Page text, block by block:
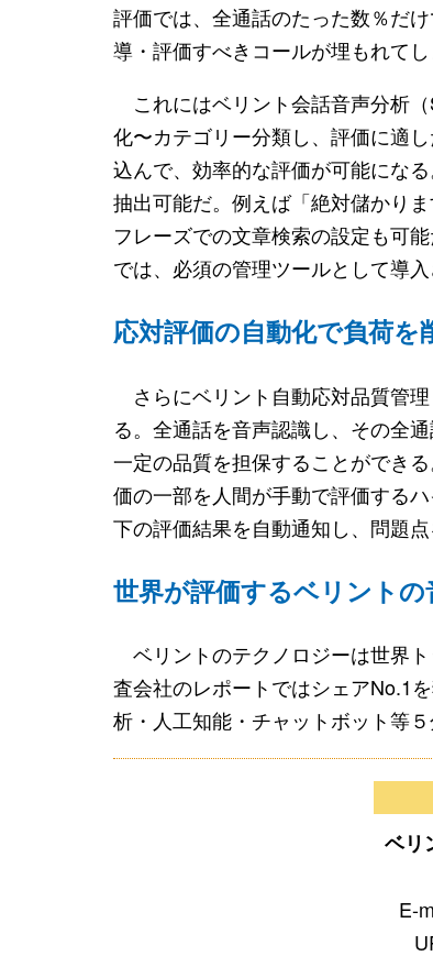
評価では、全通話のたった数％だ
導・評価すべきコールが埋もれてし
これにはベリント会話音声分析
化〜カテゴリー分類し、評価に適
込んで、効率的な評価が可能にな
抽出可能だ。例えば「絶対儲かり
フレーズでの文章検索の設定も可
では、必須の管理ツールとして導入
応対評価の自動化で負荷を
さらにベリント自動応対品質管
る。全通話を音声認識し、その全
一定の品質を担保することができ
価の一部を人間が手動で評価する
下の評価結果を自動通知し、問題
世界が評価するベリントの
ベリントのテクノロジーは世界
査会社のレポートではシェアNo.1
析・人工知能・チャットボット等
ベリ
E-